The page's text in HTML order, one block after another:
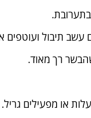
עשב תיבול ועוטפים